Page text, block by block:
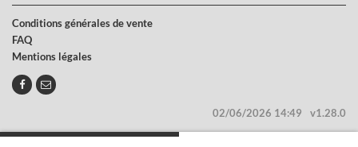
Conditions générales de vente
FAQ
Mentions légales
02/06/2026 14:49 v1.28.0